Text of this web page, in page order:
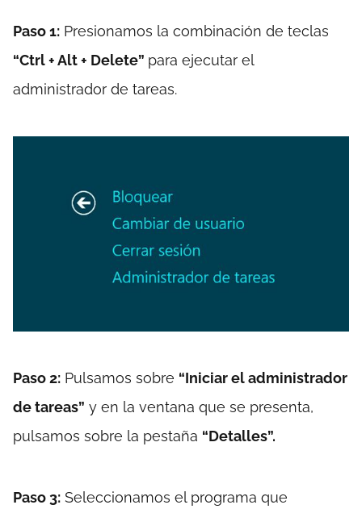
Paso 1: Presionamos la combinación de teclas
“Ctrl + Alt + Delete” para ejecutar el
administrador de tareas.
Paso 2: Pulsamos sobre “Iniciar el administrador
de tareas” y en la ventana que se presenta,
pulsamos sobre la pestaña “Detalles”.
Paso 3: Seleccionamos el programa que